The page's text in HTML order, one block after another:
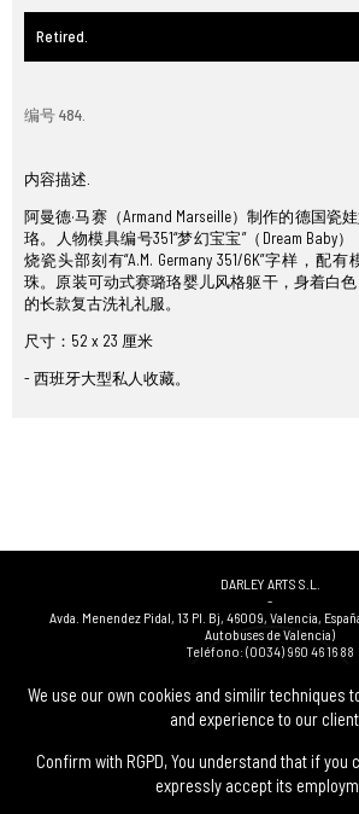
We use our own cookies and similir techniques
and experience to our
Confirm with RGPD, You understand that if you
expressly accept its
Retired.
编号 484.
内容描述.
阿曼德·马赛（Armand Marseille）制作的德国瓷
珞。人物模具编号351“梦幻宝宝”（Dream Baby
烧瓷头部刻有“A.M. Germany 351/6K”字样，配
珠。原装可动式赛璐珞婴儿风格躯干，身着白
的长款复古洗礼礼服。
尺寸：52 x 23 厘米
- 西班牙大型私人收藏。
DARLEY ARTS S.L.
-
Avda. Menendez Pidal, 13 Pl. Bj, 46009, Valencia,
Autobuses de Valencia)
Teléfono:(0034) 960 46 16 88
(0034) 963 40 48 21
-
(0034) 669 53 68 89 (solo
info@subastasdarley.com